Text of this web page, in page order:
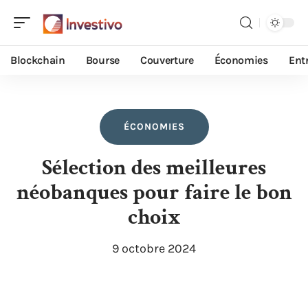
Blockchain Bourse Couverture Économies
ÉCONOMIES
Sélection des meilleures
néobanques pour faire le bon
choix
9 octobre 2024